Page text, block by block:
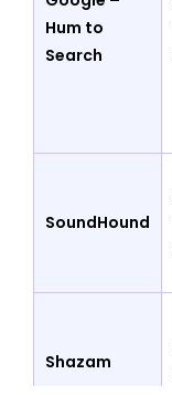
Hum to
Search
SoundHound
Shazam